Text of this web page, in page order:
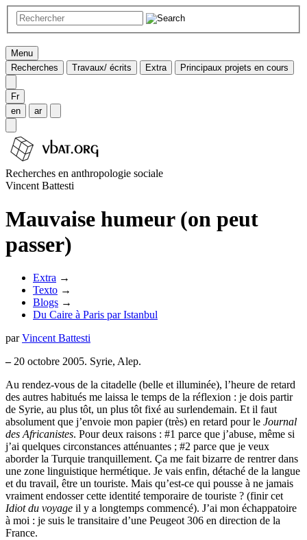
Menu
Recherches
Travaux/ écrits Extra Principaux projets en cours
Fr
en
ar
Recherches en anthropologie sociale
Vincent Battesti
Mauvaise humeur (on peut
passer)
Extra →
Texto →
Blogs →
Du Caire à Paris par Istanbul
parVincent Battesti
–20 octobre 2005. Syrie, Alep.
Au rendez-vous de la citadelle (belle et illuminée), l’heure de retard
des autres habitués me laissa le temps de la réflexion : je dois partir
de Syrie, au plus tôt, un plus tôt fixé au surlendemain. Et il faut
absolument que j’envoie mon papier (très) en retard pour le Journal
des Africanistes. Pour deux raisons : #1 parce que j’abuse, même si
j’ai quelques circonstances atténuantes ; #2 parce que je veux
aborder la Turquie tranquillement. Ça me fait bizarre de rentrer dans
une zone linguistique hermétique. Je vais enfin, détaché de la langue
et du travail, être un touriste. Mais qu’est-ce qui pousse à ne jamais
vraiment endosser cette identité temporaire de touriste ? (finir cet
Idiot du voyage il y a longtemps commencé). J’ai mon échappatoire
à moi : je suis le transitaire d’une Peugeot 306 en direction de la
France.